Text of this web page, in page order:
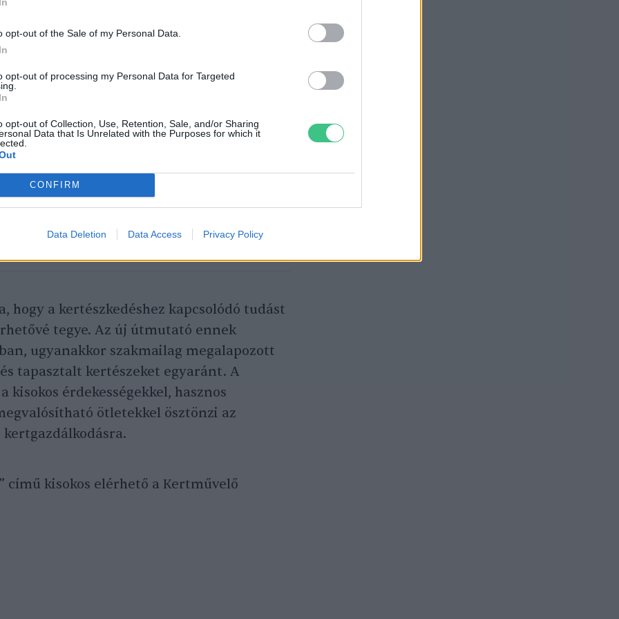
opt-out of the Sale of my Personal Data.
opt-out of processing my Personal Data for Targeted
opt-out of Collection, Use, Retention, Sale, and/or Sharing
Data that Is Unrelated with the Purposes for which it
CONFIRM
Data Deletion Data Access Privacy Policy
nyújt a klímatudatos
külön figyelmet fordít azokra a
kertekben, magaságyásokban vagy akár
a hőséghez: milyen jövő áll a hazai
előtt?
hogy a kertészkedéshez kapcsolódó tudást
tegye. Az új útmutató ennek
ugyanakkor szakmailag megalapozott
tapasztalt kertészeket egyaránt. A
érdekességekkel, hasznos
ötletekkel ösztönzi az
című kisokos elérhető a Kertművelő